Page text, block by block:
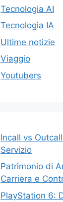
Tecnologia AI
Tecnologia IA
Ultime notizie
Viaggio
Youtubers
Incall vs
Servizio
Patrimonio di
Carriera e
PlayStation 6: